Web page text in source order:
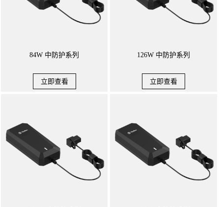
84W 中防护系列
立即查看
126W 中防护系列
立即查看